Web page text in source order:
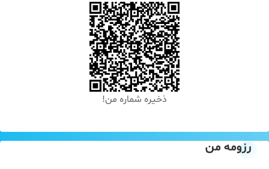
ذخیره شماره من!
رزومه من